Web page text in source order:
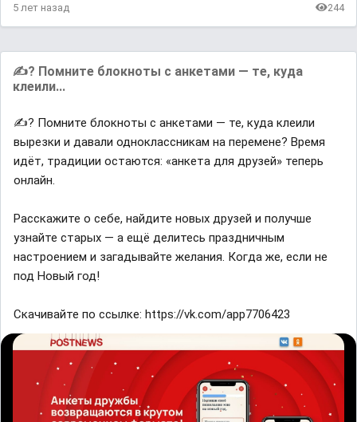
5 лет назад 244
✍? Помните блокноты с анкетами — те, куда
клеили...
✍? Помните блокноты с анкетами — те, куда клеили
вырезки и давали одноклассникам на перемене? Время
идёт, традиции остаются: «анкета для друзей» теперь
онлайн.
Расскажите о себе, найдите новых друзей и получше
узнайте старых — а ещё делитесь праздничным
настроением и загадывайте желания. Когда же, если не
под Новый год!
Скачивайте по ссылке: https://vk.com/app7706423